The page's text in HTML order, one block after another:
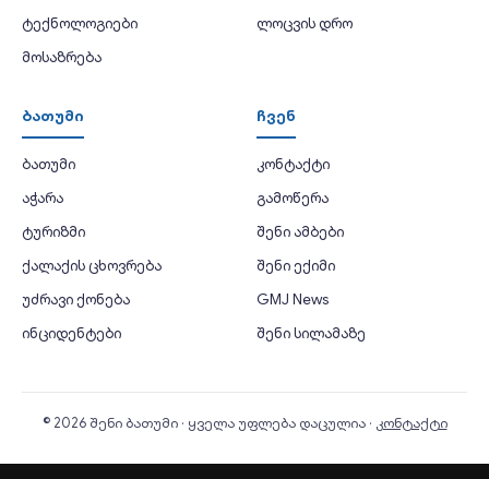
ტექნოლოგიები
მოსაზრება
ლოცვის დრო
ბათუმი
ბათუმი
აჭარა
ტურიზმი
ქალაქის ცხოვრება
უძრავი ქონება
ინციდენტები
ჩვენ
კონტაქტი
გამოწერა
შენი ამბები
შენი ექიმი
GMJ News
შენი სილამაზე
© 2026 შენი ბათუმი · ყველა უფლება დაცულია · კონტაქტი